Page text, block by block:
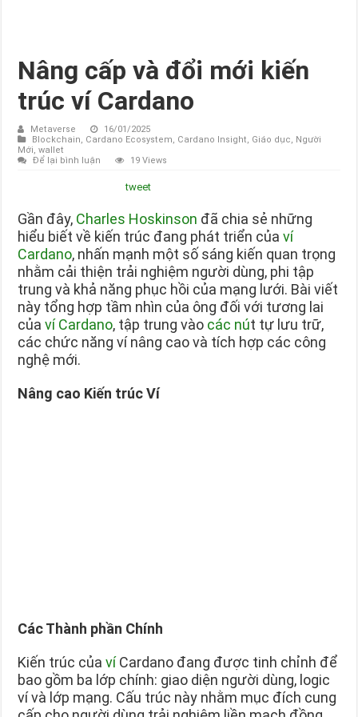
Nâng cấp và đổi mới kiến
trúc ví Cardano
Metaverse
16/01/2025
Blockchain, Cardano Ecosystem, Cardano Insight, Giáo dục, Người
Mới,wallet
Để lại bình luận
19 Views
tweet
Gần đây, Charles Hoskinson đã chia sẻ những
hiểu biết về kiến trúc đang phát triển củaví
Cardano, nhấn mạnh một số sáng kiến ​​quan trọng
nhằm cải thiện trải nghiệm người dùng, phi tập
trung và khả năng phục hồi của mạng lưới. Bài viết
này tổng hợp tầm nhìn của ông đối với tương lai
củaví Cardano, tập trung vào các nút tự lưu trữ,
các chức năng ví nâng cao và tích hợp các công
nghệ mới.
Nâng cao Kiến trúc Ví
Các Thành phần Chính
Kiến trúc củavíCardano đang được tinh chỉnh để
bao gồm ba lớp chính: giao diện người dùng, logic
ví và lớp mạng. Cấu trúc này nhằm mục đích cung